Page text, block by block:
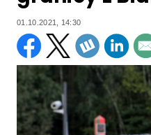
01.10.2021, 14:30